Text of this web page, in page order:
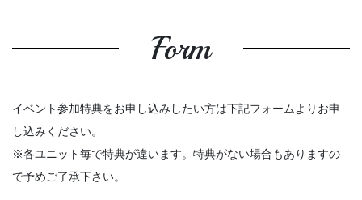
Form
イベント参加特典をお申し込みしたい方は下記フォームよりお申
し込みください。
※各ユニット毎で特典が違います。特典がない場合もありますの
で予めご了承下さい。